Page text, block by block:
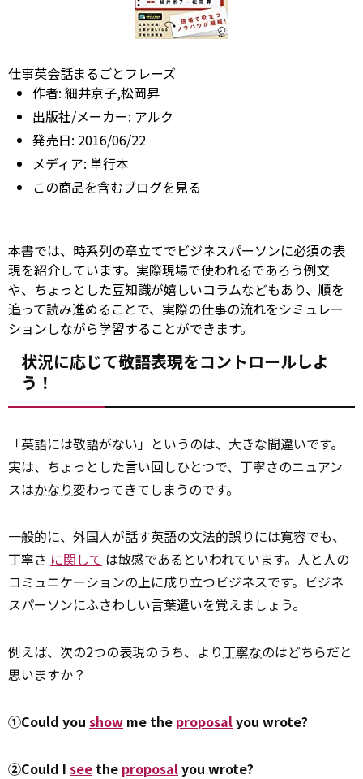
仕事英会話まるごとフレーズ
作者: 細井京子,松岡昇
出版社/メーカー: アルク
発売日: 2016/06/22
メディア: 単行本
この商品を含むブログを見る
本書では、時系列の章立てでビジネスパーソンに必須の表
現を紹介しています。実際現場で使われるであろう例文
や、ちょっとした豆知識が嬉しいコラムなどもあり、順を
追って読み進めることで、実際の仕事の流れをシミュレー
ションしながら学習することができます。
状況に応じて敬語表現をコントロールしよ
う！
「英語には敬語がない」というのは、大きな間違いです。
実は、ちょっとした言い回しひとつで、丁寧さのニュアン
スはかなり変わってきてしまうのです。
一般的に、外国人が話す英語の文法的誤りには寛容でも、
丁寧さ に関して は敏感であるといわれています。人と人の
コミュニケーションの上に成り立つビジネスです。ビジネ
スパーソンにふさわしい言葉遣いを覚えましょう。
例えば、次の2つの表現のうち、より丁寧なのはどちらだと
思いますか？
①Could you show me the proposalyou wrote?
②Could I see the proposalyou wrote?